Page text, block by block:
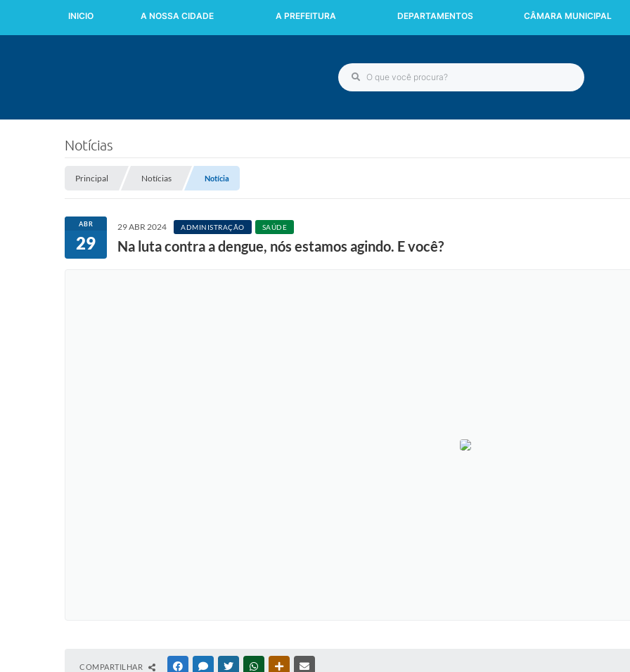
INICIO A NOSSA CIDADE A PREFEITURA DEPARTAMENTOS CÂMARA MUNICIPAL
Notícias
Principal Notícias Notícia
ABR
29
29 ABR 2024 ADMINISTRAÇÃO SAÚDE
Na luta contra a dengue, nós estamos agindo. E você?
COMPARTILHAR FACEBOOKMESSENGER
TWITTERWHATSAPPOUTRAS MÍDIAS